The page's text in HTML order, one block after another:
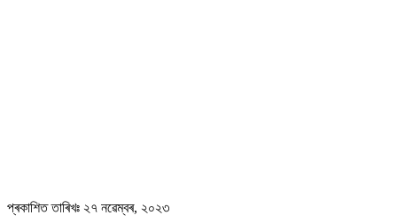
প্ৰকাশিত তাৰিখঃ ২৭ নৱেম্বৰ, ২০২৩